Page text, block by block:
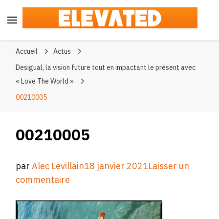
Accueil
Actus
Desigual, la vision future tout en impactant le présent avec
« Love The World »
00210005
00210005
parAlec Levillain18 janvier 2021Laisser un
commentaire